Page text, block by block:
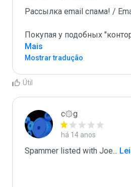
Рассылка email спама! /
Покупая у подобных
Mais
Mostrar tradução
Útil
c۞g
há 14 anos
Spammer listed with Joe...